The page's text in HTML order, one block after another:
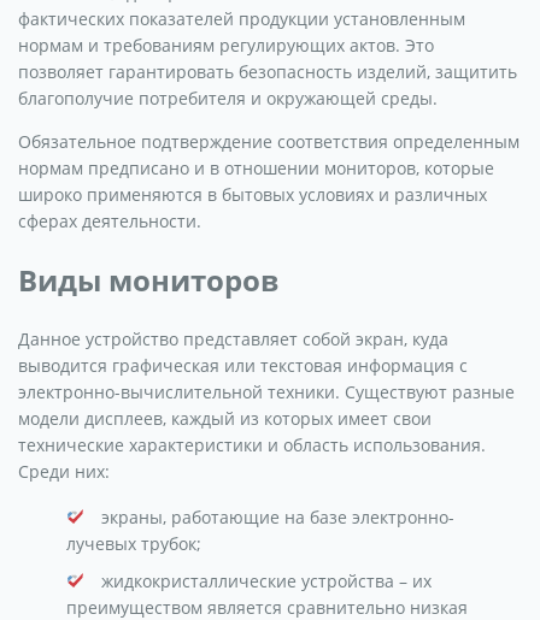
фактических показателей продукции установленным
нормам и требованиям регулирующих актов. Это
позволяет гарантировать безопасность изделий, защитить
благополучие потребителя и окружающей среды.
Обязательное подтверждение соответствия определенным
нормам предписано и в отношении мониторов, которые
широко применяются в бытовых условиях и различных
сферах деятельности.
Виды мониторов
Данное устройство представляет собой экран, куда
выводится графическая или текстовая информация с
электронно-вычислительной техники. Существуют разные
модели дисплеев, каждый из которых имеет свои
технические характеристики и область использования.
Среди них:
экраны, работающие на базе электронно-
лучевых трубок;
жидкокристаллические устройства – их
преимуществом является сравнительно низкая